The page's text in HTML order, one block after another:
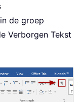
de groep
Verborgen Tekst